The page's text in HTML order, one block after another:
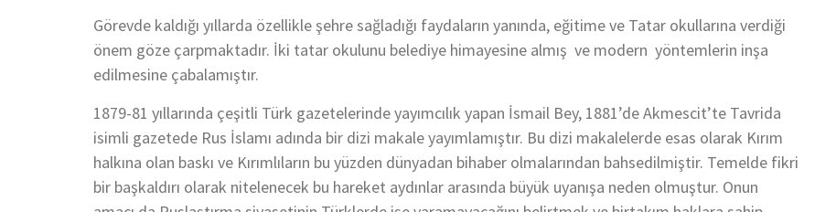
Görevde kaldığı yıllarda özellikle şehre sağladığı faydaların yanında, eğitime ve Tatar okullarına verdiği
önem göze çarpmaktadır. İki tatar okulunu belediye himayesine almış ve modern yöntemlerin inşa
edilmesine çabalamıştır.
1879-81 yıllarında çeşitli Türk gazetelerinde yayımcılık yapan İsmail Bey, 1881’de Akmescit’te Tavrida
isimli gazetede Rus İslamı adında bir dizi makale yayımlamıştır. Bu dizi makalelerde esas olarak Kırım
halkına olan baskı ve Kırımlıların bu yüzden dünyadan bihaber olmalarından bahsedilmiştir. Temelde fikri
bir başkaldırı olarak nitelenecek bu hareket aydınlar arasında büyük uyanışa neden olmuştur. Onun